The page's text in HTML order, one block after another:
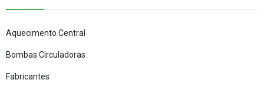
Aquecimento Central
Bombas Circuladoras
Fabricantes